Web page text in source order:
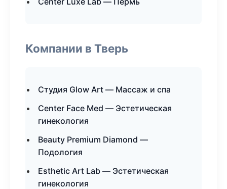
Компании в Тверь
Студия Glow Art — Массаж и спа
Center Face Med — Эстетическая
гинекология
Beauty Premium Diamond —
Подология
Esthetic Art Lab — Эстетическая
гинекология